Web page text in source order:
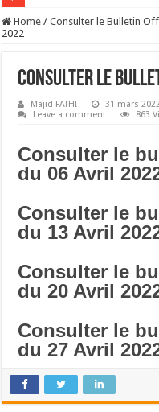
Home / Consulter le Bulletin
2022
Consulter le
Majid FATHI 31 mars 2022
Leave a comment
863
Consulter le
du 06 Avril
Consulter le
du 13 Avril
Consulter le
du 20 Avril
Consulter le
du 27 Avril